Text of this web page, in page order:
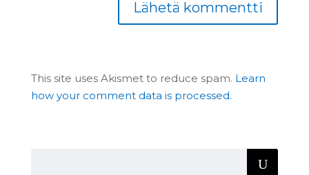
This site uses Akismet to reduce spam. Learn
how your comment data is processed.